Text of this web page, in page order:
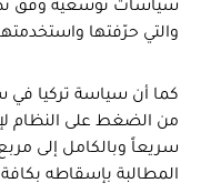
سياسات توسعية وفق
والتي حرّفتها
كما أن سياسة تركيا
من الضغط على النظام
سريعاً وبالكامل إلى
المطالبة بإسقاطه